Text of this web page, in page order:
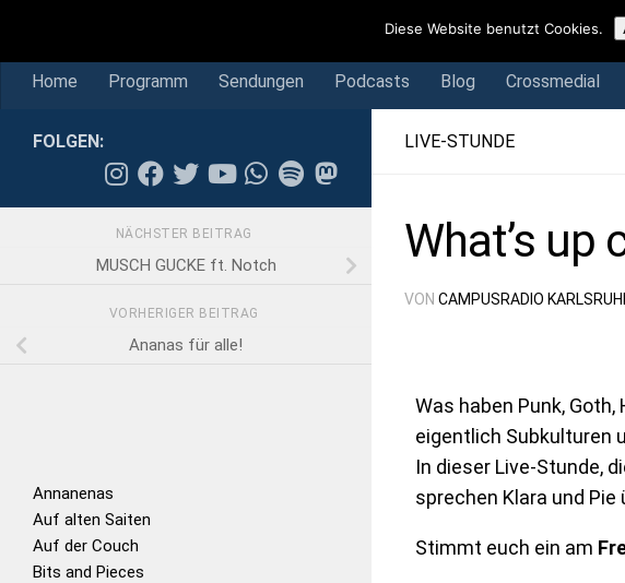
Podcasts Blog Crossmedial
Home Programm Sendungen Podcasts Blog Crossmedial
LIVE-STUNDE
What’s up
VON CAMPUSRADIO
Was haben Punk,
eigentlich Subkulturen
In dieser Live-Stunde,
sprechen Klara und
Stimmt euch ein am
FOLGEN:
NÄCHSTER BEITRAG
MUSCH GUCKE ft. Notch
VORHERIGER BEITRAG
Ananas für alle!
Annanenas
Auf alten Saiten
Auf der Couch
Bits and Pieces
Diese Website benutzt Cookies.